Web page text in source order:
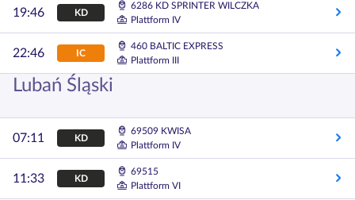
19:46 KD
6286 KD SPRINTER WILCZKA
Plattform IV
22:46 IC
460 BALTIC EXPRESS
Plattform III
Lubań Śląski
07:11 KD
69509 KWISA
Plattform IV
11:33 KD
69515
Plattform VI